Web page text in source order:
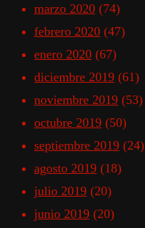
marzo 2020 (74)
febrero 2020 (47)
enero 2020 (67)
diciembre 2019 (61)
noviembre 2019 (53)
octubre 2019 (50)
septiembre 2019 (24)
agosto 2019 (18)
julio 2019 (20)
junio 2019 (20)